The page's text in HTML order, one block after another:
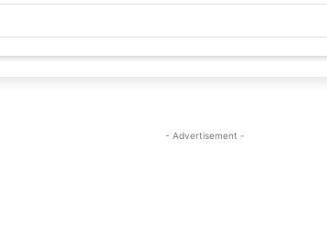
- Advertisement -